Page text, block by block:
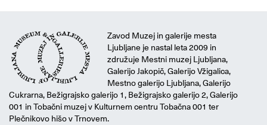
Zavod Muzej in galerije mesta
Ljubljane je nastal leta 2009 in
združuje Mestni muzej Ljubljana,
Galerijo Jakopič, Galerijo Vžigalica,
Mestno galerijo Ljubljana, Galerijo
Cukrarna, Bežigrajsko galerijo 1, Bežigrajsko galerijo 2, Galerijo
001 in Tobačni muzej v Kulturnem centru Tobačna 001 ter
Plečnikovo hišo v Trnovem.